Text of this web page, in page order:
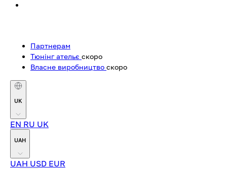
Партнерам
Тюнінг ательє скоро
Власне виробництво скоро
UK
EN RU UK
UAH
UAH USD EUR